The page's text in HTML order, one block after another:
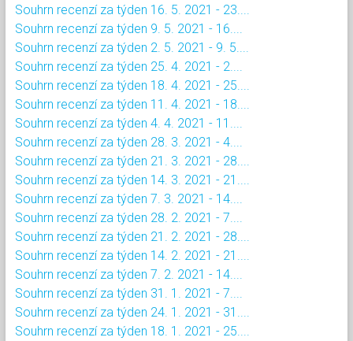
Souhrn recenzí za týden 16. 5. 2021 - 23....
Souhrn recenzí za týden 9. 5. 2021 - 16....
Souhrn recenzí za týden 2. 5. 2021 - 9. 5....
Souhrn recenzí za týden 25. 4. 2021 - 2....
Souhrn recenzí za týden 18. 4. 2021 - 25....
Souhrn recenzí za týden 11. 4. 2021 - 18....
Souhrn recenzí za týden 4. 4. 2021 - 11....
Souhrn recenzí za týden 28. 3. 2021 - 4....
Souhrn recenzí za týden 21. 3. 2021 - 28....
Souhrn recenzí za týden 14. 3. 2021 - 21....
Souhrn recenzí za týden 7. 3. 2021 - 14....
Souhrn recenzí za týden 28. 2. 2021 - 7....
Souhrn recenzí za týden 21. 2. 2021 - 28....
Souhrn recenzí za týden 14. 2. 2021 - 21....
Souhrn recenzí za týden 7. 2. 2021 - 14....
Souhrn recenzí za týden 31. 1. 2021 - 7....
Souhrn recenzí za týden 24. 1. 2021 - 31....
Souhrn recenzí za týden 18. 1. 2021 - 25....